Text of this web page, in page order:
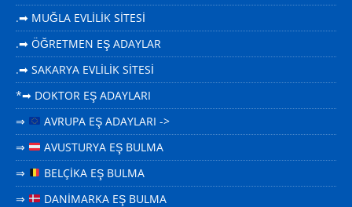
.➡ MUĞLA EVLİLİK SİTESİ
.➡ ÖĞRETMEN EŞ ADAYLAR
.➡ SAKARYA EVLİLİK SİTESİ
*➡ DOKTOR EŞ ADAYLARI
⇒
AVRUPA EŞ ADAYLARI ->
⇒
AVUSTURYA EŞ BULMA
⇒
BELÇİKA EŞ BULMA
⇒
DANİMARKA EŞ BULMA